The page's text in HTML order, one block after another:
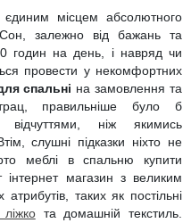
місцем абсолютного
Сон, залежно від бажань та
годин на день, і навряд чи
провести у некомфортних
спальні на замовлення та
правильніше було б
відчуттями, ніж якимись
слушні підказки ніхто не
меблі в спальню купити
магазин з великим
таких як постільні
та домашній текстиль.